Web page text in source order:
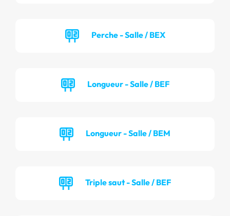
Perche - Salle / BEX
Longueur - Salle / BEF
Longueur - Salle / BEM
Triple saut - Salle / BEF